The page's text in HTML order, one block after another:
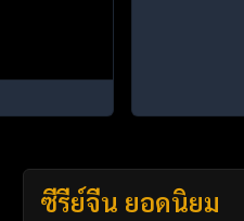
ซีรี่ย์จีน ยอดนิยม